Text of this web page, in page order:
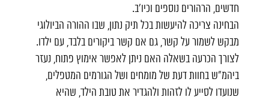
חדשים, הרהורים נוספים וכיו'ב.
הבחינה צריכה להיעשות בכל תיק נתון, שבו ההורה הביולוגי
מבקש לשמור על קשר, גם אם קשר ביקורים בלבד, עם ילדו.
לצורך הכרעה בשאלה האם ניתן לאפשר אימוץ פתוח, נעזר
ביהמ"ש בחוות דעת של מומחים ושל הגורמים המטפלים,
שנועדו לסייע לו לזהות ולהגדיר את טובת הילד, שהיא